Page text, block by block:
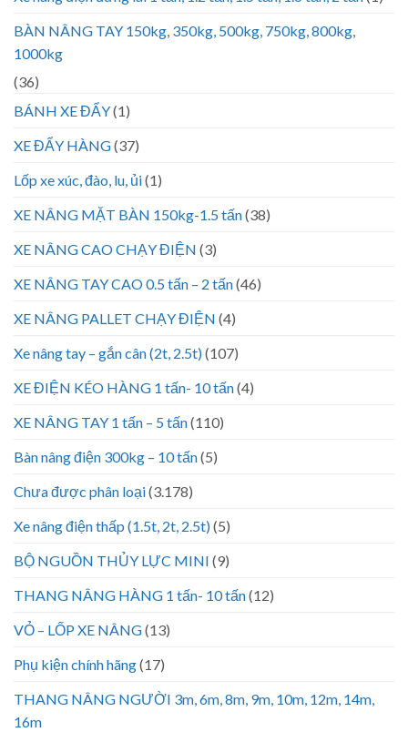
BÀN NÂNG TAY 150kg, 350kg, 500kg, 750kg, 800kg,
1000kg
(36)
BÁNH XE ĐẨY(1)
XE ĐẨY HÀNG(37)
Lốp xe xúc, đào, lu, ủi(1)
XE NÂNG MẶT BÀN 150kg-1.5 tấn(38)
XE NÂNG CAO CHẠY ĐIỆN (3)
XE NÂNG TAY CAO 0.5 tấn – 2 tấn(46)
XE NÂNG PALLET CHẠY ĐIỆN (4)
Xe nâng tay – gắn cân (2t, 2.5t)(107)
XE ĐIỆN KÉO HÀNG 1 tấn- 10 tấn(4)
XE NÂNG TAY 1 tấn – 5 tấn(110)
Bàn nâng điện 300kg – 10 tấn(5)
Chưa được phân loại(3.178)
Xe nâng điện thấp (1.5t, 2t, 2.5t)(5)
BỘ NGUỒN THỦY LỰC MINI (9)
THANG NÂNG HÀNG 1 tấn- 10 tấn(12)
VỎ – LỐP XE NÂNG(13)
Phụ kiện chính hãng(17)
THANG NÂNG NGƯỜI 3m, 6m, 8m, 9m, 10m, 12m, 14m,
16m